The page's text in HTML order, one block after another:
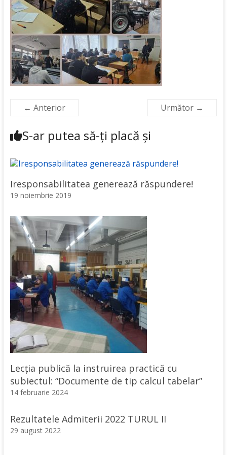
← Anterior Următor →
S-ar putea să-ți placă și
Iresponsabilitatea generează răspundere!
19 noiembrie 2019
Lecția publică la instruirea practică cu
subiectul: “Documente de tip calcul tabelar”
14 februarie 2024
Rezultatele Admiterii 2022 TURUL II
29 august 2022